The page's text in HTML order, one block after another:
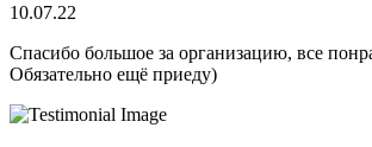
10.07.22
Спасибо большое за организацию, все
Обязательно ещё приеду)